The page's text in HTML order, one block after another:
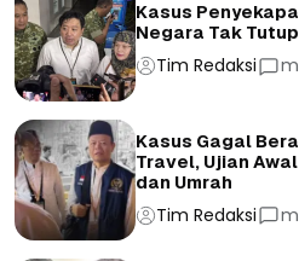
Kasus
Negara Tak
Tim Redaksi
Kasus Gagal
Travel, Ujian
dan Umrah
Tim Redaksi